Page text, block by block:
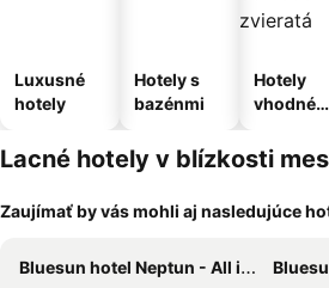
Luxusné
hotely
Hotely s
bazénmi
Hotely
vhodné
domáce
zvieratá
Lacné hotely v blízkosti
Zaujímať by vás mohli aj nasledujúce
Bluesun hotel Neptun - All inclusive